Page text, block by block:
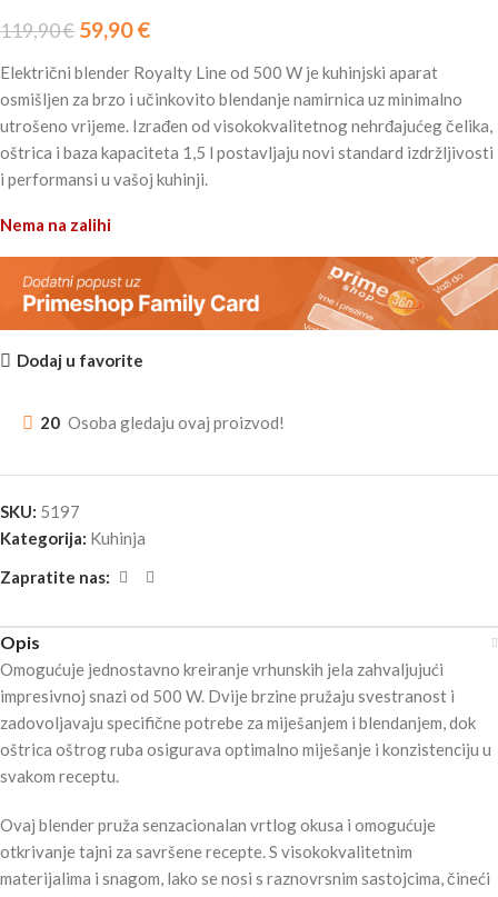
119,90€ 59,90€
Električni blender Royalty Line od 500 W je kuhinjski aparat
osmišljen za brzo i učinkovito blendanje namirnica uz minimalno
utrošeno vrijeme. Izrađen od visokokvalitetnog nehrđajućeg čelika,
oštrica i baza kapaciteta 1,5 l postavljaju novi standard izdržljivosti
i performansi u vašoj kuhinji.
Nema na zalihi
Dodaj u favorite
20 Osoba gledaju ovaj proizvod!
SKU: 5197
Kategorija: Kuhinja
Zapratite nas:
Opis
Omogućuje jednostavno kreiranje vrhunskih jela zahvaljujući
impresivnoj snazi od 500 W. Dvije brzine pružaju svestranost i
zadovoljavaju specifične potrebe za miješanjem i blendanjem, dok
oštrica oštrog ruba osigurava optimalno miješanje i konzistenciju u
svakom receptu.
Ovaj blender pruža senzacionalan vrtlog okusa i omogućuje
otkrivanje tajni za savršene recepte. S visokokvalitetnim
materijalima i snagom, lako se nosi s raznovrsnim sastojcima, čineći